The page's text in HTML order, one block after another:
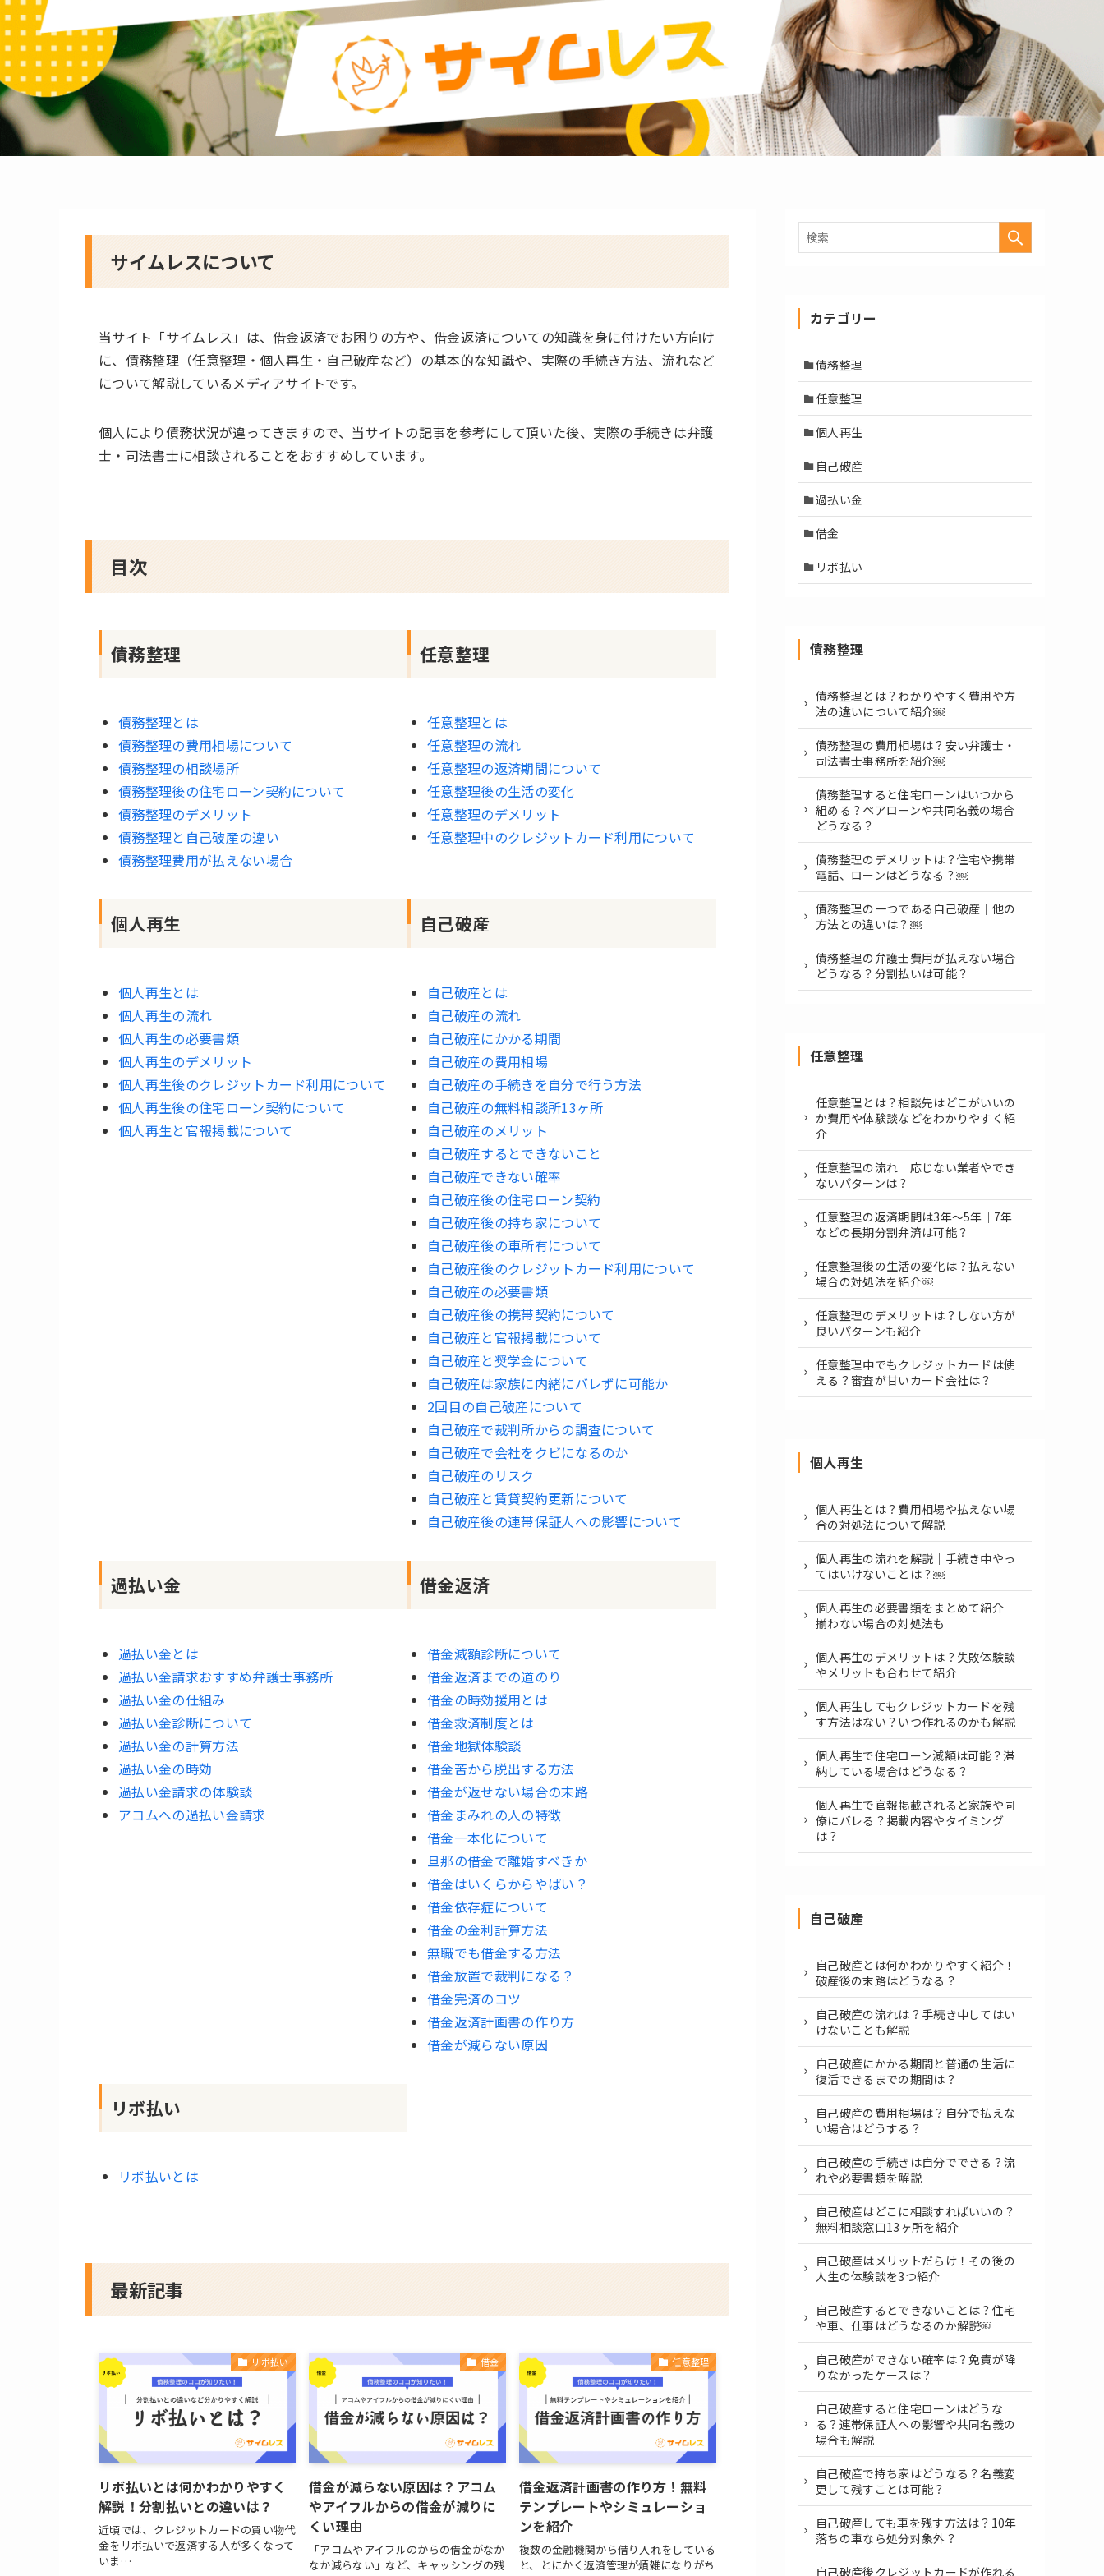
サイムレスについて
当サイト「サイムレス」は、借金返済でお困りの方や、借金返済についての知識を身に付けたい方向け
に、債務整理（任意整理・個人再生・自己破産など）の基本的な知識や、実際の手続き方法、流れなど
について解説しているメディアサイトです。
個人により債務状況が違ってきますので、当サイトの記事を参考にして頂いた後、実際の手続きは弁護
士・司法書士に相談されることをおすすめしています。
目次
債務整理
債務整理とは
債務整理の費用相場について
債務整理の相談場所
債務整理後の住宅ローン契約について
債務整理のデメリット
債務整理と自己破産の違い
債務整理費用が払えない場合
任意整理
任意整理とは
任意整理の流れ
任意整理の返済期間について
任意整理後の生活の変化
任意整理のデメリット
任意整理中のクレジットカード利用について
個人再生
個人再生とは
個人再生の流れ
個人再生の必要書類
個人再生のデメリット
個人再生後のクレジットカード利用について
個人再生後の住宅ローン契約について
個人再生と官報掲載について
自己破産
自己破産とは
自己破産の流れ
自己破産にかかる期間
自己破産の費用相場
自己破産の手続きを自分で行う方法
自己破産の無料相談所13ヶ所
自己破産のメリット
自己破産するとできないこと
自己破産できない確率
自己破産後の住宅ローン契約
自己破産後の持ち家について
自己破産後の車所有について
自己破産後のクレジットカード利用について
自己破産の必要書類
自己破産後の携帯契約について
自己破産と官報掲載について
自己破産と奨学金について
自己破産は家族に内緒にバレずに可能か
2回目の自己破産について
自己破産で裁判所からの調査について
自己破産で会社をクビになるのか
自己破産のリスク
自己破産と賃貸契約更新について
自己破産後の連帯保証人への影響について
過払い金
過払い金とは
過払い金請求おすすめ弁護士事務所
過払い金の仕組み
過払い金診断について
過払い金の計算方法
過払い金の時効
過払い金請求の体験談
アコムへの過払い金請求
借金返済
借金減額診断について
借金返済までの道のり
借金の時効援用とは
借金救済制度とは
借金地獄体験談
借金苦から脱出する方法
借金が返せない場合の末路
借金まみれの人の特徴
借金一本化について
旦那の借金で離婚すべきか
借金はいくらからやばい？
借金依存症について
借金の金利計算方法
無職でも借金する方法
借金放置で裁判になる？
借金完済のコツ
借金返済計画書の作り方
借金が減らない原因
リボ払い
リボ払いとは
最新記事
リボ払い
リボ払いとは何かわかりやすく
解説！分割払いとの違いは？
近頃では、クレジットカードの買い物代
金をリボ払いで返済する人が多くなって
いま…
借金
借金が減らない原因は？アコム
やアイフルからの借金が減りに
くい理由
「アコムやアイフルのからの借金がなか
なか減らない」など、キャッシングの残
任意整理
借金返済計画書の作り方！無料
テンプレートやシミュレーショ
ンを紹介
複数の金融機関から借り入れをしている
と、とにかく返済管理が煩雑になりがち
カテゴリー
債務整理
任意整理
個人再生
自己破産
過払い金
借金
リボ払い
債務整理
債務整理とは？わかりやすく費用や方
法の違いについて紹介￼
債務整理の費用相場は？安い弁護士・
司法書士事務所を紹介￼
債務整理すると住宅ローンはいつから
組める？ペアローンや共同名義の場合
どうなる？
債務整理のデメリットは？住宅や携帯
電話、ローンはどうなる？￼
債務整理の一つである自己破産｜他の
方法との違いは？￼
債務整理の弁護士費用が払えない場合
どうなる？分割払いは可能？
任意整理
任意整理とは？相談先はどこがいいの
か費用や体験談などをわかりやすく紹
介
任意整理の流れ｜応じない業者やでき
ないパターンは？
任意整理の返済期間は3年～5年｜7年
などの長期分割弁済は可能？
任意整理後の生活の変化は？払えない
場合の対処法を紹介￼
任意整理のデメリットは？しない方が
良いパターンも紹介
任意整理中でもクレジットカードは使
える？審査が甘いカード会社は？
個人再生
個人再生とは？費用相場や払えない場
合の対処法について解説
個人再生の流れを解説｜手続き中やっ
てはいけないことは？￼
個人再生の必要書類をまとめて紹介｜
揃わない場合の対処法も
個人再生のデメリットは？失敗体験談
やメリットも合わせて紹介
個人再生してもクレジットカードを残
す方法はない？いつ作れるのかも解説
個人再生で住宅ローン減額は可能？滞
納している場合はどうなる？
個人再生で官報掲載されると家族や同
僚にバレる？掲載内容やタイミング
は？
自己破産
自己破産とは何かわかりやすく紹介！
破産後の末路はどうなる？
自己破産の流れは？手続き中してはい
けないことも解説
自己破産にかかる期間と普通の生活に
復活できるまでの期間は？
自己破産の費用相場は？自分で払えな
い場合はどうする？
自己破産の手続きは自分でできる？流
れや必要書類を解説
自己破産はどこに相談すればいいの？
無料相談窓口13ヶ所を紹介
自己破産はメリットだらけ！その後の
人生の体験談を3つ紹介
自己破産するとできないことは？住宅
や車、仕事はどうなるのか解説￼
自己破産ができない確率は？免責が降
りなかったケースは？
自己破産すると住宅ローンはどうな
る？連帯保証人への影響や共同名義の
場合も解説
自己破産で持ち家はどうなる？名義変
更して残すことは可能？
自己破産しても車を残す方法は？10年
落ちの車なら処分対象外？
自己破産後クレジットカードが作れる